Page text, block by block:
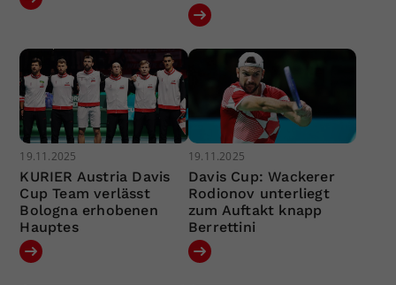
19.11.2025
KURIER Austria Davis
Cup Team verlässt
Bologna erhobenen
Hauptes
19.11.2025
Davis Cup: Wackerer
Rodionov unterliegt
zum Auftakt knapp
Berrettini